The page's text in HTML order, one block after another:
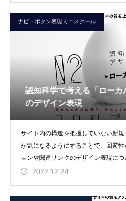
ナビ・ボタン表現ミニスクール
認知科学で考える「ローカ
のデザイン表現
サイト内の構造を把握していない新
が気になるようにすることで、回遊
ョンや関連リンクのデザイン表現に
いと思います。
2022.12.24